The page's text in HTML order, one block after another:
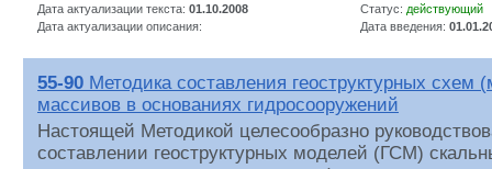
Дата актуализации текста: 01.10.2008 Статус: действующий
Дата актуализации описания:
Дата введения:
55-90 Методика составления геоструктурных схем
массивов в основаниях гидросооружений
Настоящей Методикой целесообразно
составлении геоструктурных моделей (ГСМ)